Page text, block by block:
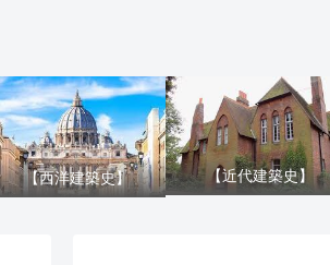
【西洋建築史】 【近代建築史】